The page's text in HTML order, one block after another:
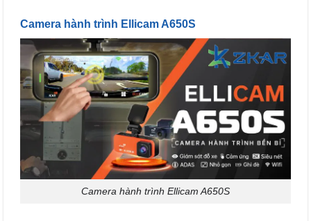
Camera hành trình Ellicam A650S
Camera hành trình Ellicam A650S